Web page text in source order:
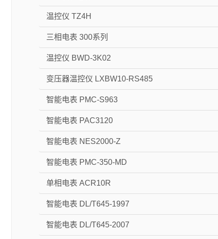
温控仪 TZ4H
三相电表 300系列
温控仪 BWD-3K02
变压器温控仪 LXBW10-RS485
智能电表 PMC-S963
智能电表 PAC3120
智能电表 NES2000-Z
智能电表 PMC-350-MD
单相电表 ACR10R
智能电表 DL/T645-1997
智能电表 DL/T645-2007